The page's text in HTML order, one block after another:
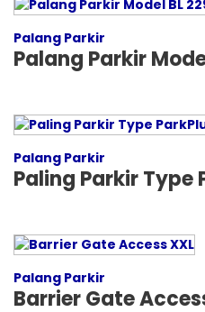
Palang Parkir
Palang Parkir
Palang Parkir
Paling Parkir Type
Palang Parkir
Barrier Gate